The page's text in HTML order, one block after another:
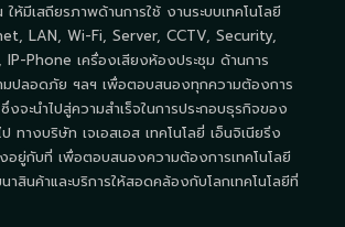
ห้มีเสถียรภาพด้านการใช้ งานระบบเทคโนโลยี
LAN, Wi-Fi, Server, CCTV, Security,
Phone เครื่องเสียงห้องประชุม ด้านการ
ปลอดภัย ฯลฯ เพื่อตอบสนองทุกความต้องการ
จะนำไปสู่ความสำเร็จในการประกอบธุรกิจของ
ทางบริษัท เจเอสเอส เทคโนโลยี่ เอ็นจิเนียริ่ง
อยู่กับที่ เพื่อตอบสนองความต้องการเทคโนโลยี
สินค้าและบริการให้สอดคล้องกับโลกเทคโนโลยีที่